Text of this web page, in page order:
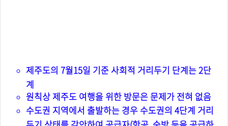
제주도의 7월15일 기준 사회적 거리두기 단계는 2단
계
원칙상 제주도 여행을 위한 방문은 문제가 전혀 없음
수도권 지역에서 출발하는 경우 수도권의 4단계 거리
두기 상태를 감안하여 공급자(항공, 숙방 등을 공급하